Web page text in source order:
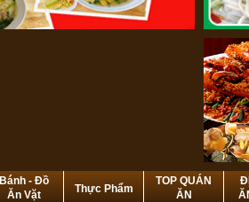
Bánh - Đồ
Ăn Vặt
Thực Phẩm
TOP QUÁN
ĂN